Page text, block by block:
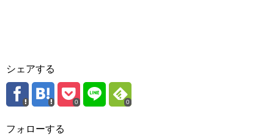
シェアする
0 0
フォローする